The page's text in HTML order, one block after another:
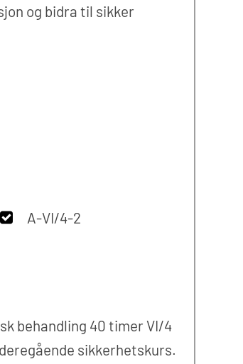
og bidra til sikker
A-VI/4-2
behandling 40 timer VI/4
sikkerhetskurs.